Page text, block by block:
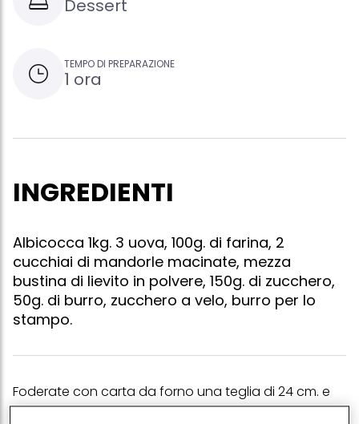
Dessert
TEMPO DI PREPARAZIONE
1 ora
INGREDIENTI
Albicocca 1kg. 3 uova, 100g. di farina, 2
cucchiai di mandorle macinate, mezza
bustina di lievito in polvere, 150g. di zucchero,
50g. di burro, zucchero a velo, burro per lo
stampo.
Foderate con carta da forno una teglia di 24 cm. e
imburratela, in modo da sformare con facilità il